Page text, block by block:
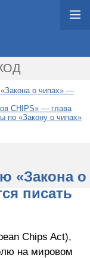
о чипах» —
CHIPS» — глава
по «Закону о чипах»
«Закона о
писать
Chips Act),
на мировом